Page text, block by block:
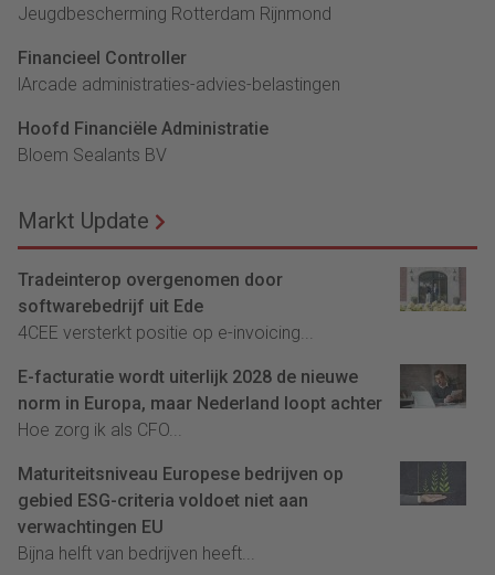
Jeugdbescherming Rotterdam Rijnmond
Financieel Controller
lArcade administraties-advies-belastingen
Hoofd Financiële Administratie
Bloem Sealants BV
Markt Update
Tradeinterop overgenomen door
softwarebedrijf uit Ede
4CEE versterkt positie op e-invoicing...
E-facturatie wordt uiterlijk 2028 de nieuwe
norm in Europa, maar Nederland loopt achter
Hoe zorg ik als CFO...
Maturiteitsniveau Europese bedrijven op
gebied ESG-criteria voldoet niet aan
verwachtingen EU
Bijna helft van bedrijven heeft...